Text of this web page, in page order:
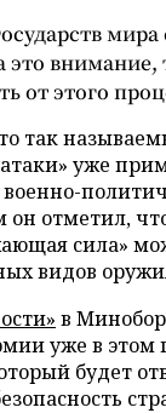
мира
внимание,
от этого
так
уже
он отметил,
сила»
видов
в
уже в этом
будет